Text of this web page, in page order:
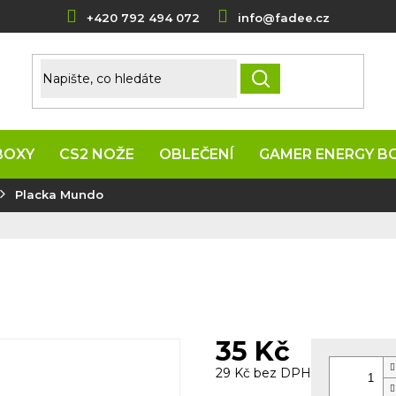
+420 792 494 072 info@fadee.cz
HLEDAT
CS2 NOŽE OBLEČENÍ GAMER ENERGY
Placka Mundo
35 Kč
29 Kč bez DPH